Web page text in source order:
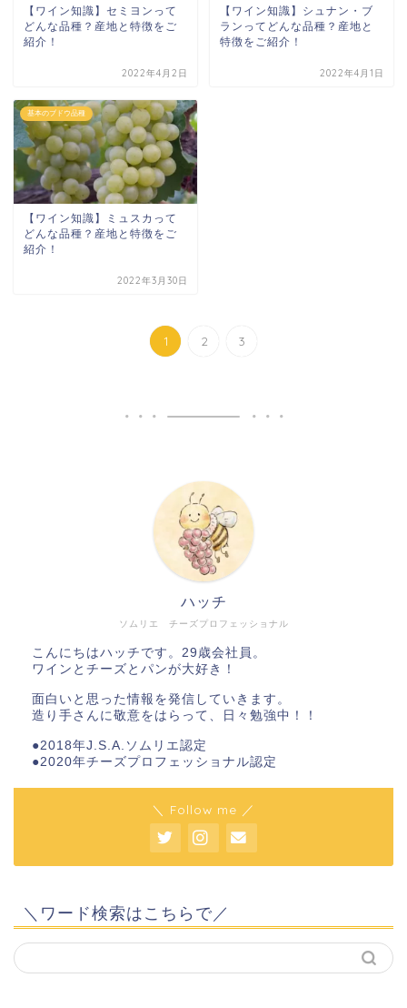
【ワイン知識】セミヨンって
どんな品種？産地と特徴をご
紹介！
2022年4月2日
【ワイン知識】シュナン・ブ
ランってどんな品種？産地と
特徴をご紹介！
2022年4月1日
基本のブドウ品種
【ワイン知識】ミュスカって
どんな品種？産地と特徴をご
紹介！
2022年3月30日
1 2 3
ソムリエ チーズプロフェッショナル
ハッチ
こんにちはハッチです。29歳会社員。
ワインとチーズとパンが大好き！
面白いと思った情報を発信していきます。
造り手さんに敬意をはらって、日々勉強中！！
●2018年J.S.A.ソムリエ認定
●2020年チーズプロフェッショナル認定
＼ Follow me ／
＼ワード検索はこちらで／